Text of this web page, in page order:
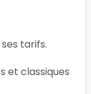
tarifs.
et classiques